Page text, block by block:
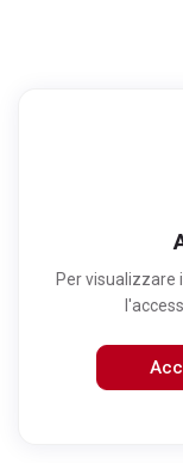
Per visualizzare